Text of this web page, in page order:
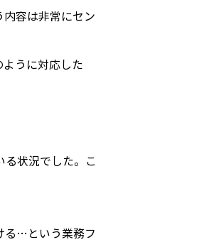
容は非常にセン
うに対応した
状況でした。こ
る…という業務フ